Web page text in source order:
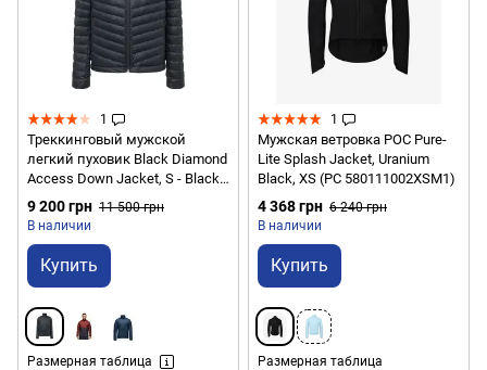
1
Треккинговый мужской
легкий пуховик Black Diamond
Access Down Jacket, S - Black
(BD 746083.0002-S)
9 200 грн 11 500 грн
В наличии
Купить
Размерная таблица
1
Мужская ветровка POC Pure-
Lite Splash Jacket, Uranium
Black, XS (PC 580111002XSM1)
4 368 грн 6 240 грн
В наличии
Купить
Размерная таблица